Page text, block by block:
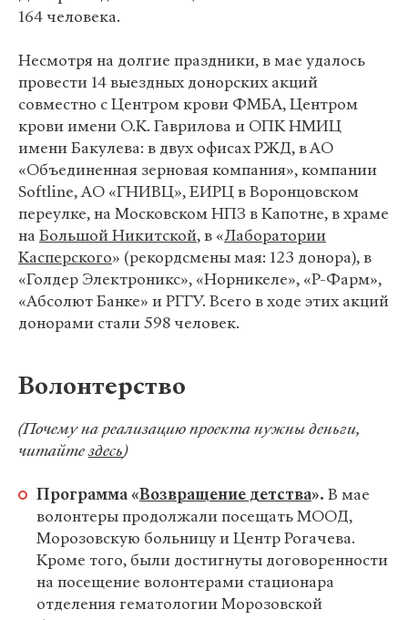
164человека.
Несмотря на долгие праздники, в мае удалось
провести 14 выездных донорских акций
совместно с Центром крови ФМБА, Центром
крови имени О.К. Гаврилова и ОПК НМИЦ
имени Бакулева: в двух офисах РЖД, в АО
«Объединенная зерновая компания», компании
Softline, АО «ГНИВЦ», ЕИРЦ в Воронцовском
переулке, на Московском НПЗ в Капотне, в храме
на Большой Никитской, в «Лаборатории
Касперского» (рекордсмены мая: 123 донора), в
«Голдер Электроникс», «Норникеле», «Р-Фарм»,
«Абсолют Банке» и РГГУ. Всего в ходе этих акций
донорами стали 598 человек.
Волонтерство
(Почему на реализацию проекта нужны деньги,
читайтездесь)
Программа «Возвращение детства». В мае
волонтеры продолжали посещать МООД,
Морозовскую больницу и Центр Рогачева.
Кроме того, были достигнуты договоренности
на посещение волонтерами стационара
отделения гематологии Морозовской